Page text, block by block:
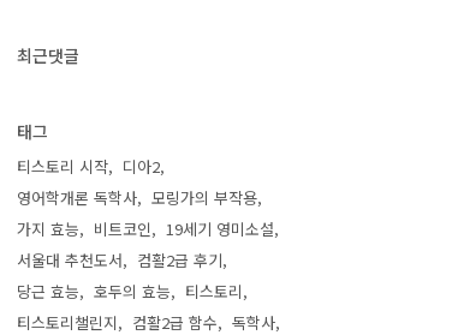
최근댓글
태그
티스토리 시작
디아2
영어학개론 독학사
모링가의 부작용
가지 효능
비트코인
19세기 영미소설
서울대 추천도서
컴활2급 후기
당근 효능
호두의 효능
티스토리
티스토리챌린지
컴활2급 함수
독학사